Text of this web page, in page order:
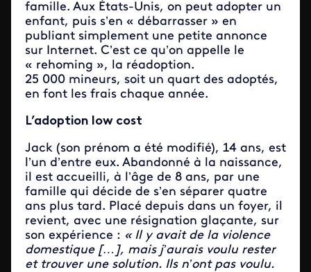
famille. Aux États-Unis, on peut adopter un
enfant, puis s’en « débarrasser » en
publiant simplement une petite annonce
sur Internet. C’est ce qu’on appelle le
« rehoming », la réadoption.
25 000 mineurs, soit un quart des adoptés,
en font les frais chaque année.
L’adoption low cost
Jack (son prénom a été modifié), 14 ans, est
l’un d’entre eux. Abandonné à la naissance,
il est accueilli, à l’âge de 8 ans, par une
famille qui décide de s’en séparer quatre
ans plus tard. Placé depuis dans un foyer, il
revient, avec une résignation glaçante, sur
son expérience : « Il y avait de la violence
domestique […], mais j’aurais voulu rester
et trouver une solution. Ils n’ont pas voulu.